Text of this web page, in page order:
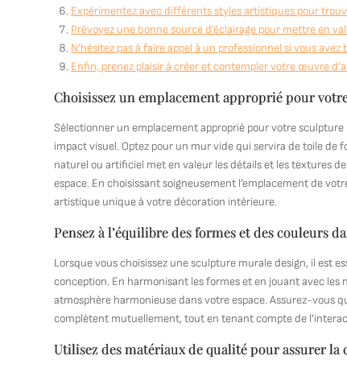
Expérimentez avec différents styles artistiques pour
Prévoyez une bonne source d’éclairage pour mettre en
N’hésitez pas à faire appel à un professionnel si vous avez
Enfin, prenez plaisir à créer et contempler votre œuvre
Choisissez un emplacement approprié pour
Sélectionner un emplacement approprié pour votre
impact visuel. Optez pour un mur vide qui servira de toile de
naturel ou artificiel met en valeur les détails et les textures
espace. En choisissant soigneusement l’emplacement de
artistique unique à votre décoration intérieure.
Pensez à l’équilibre des formes et des couleurs
Lorsque vous choisissez une sculpture murale design, il est
conception. En harmonisant les formes et en jouant avec
atmosphère harmonieuse dans votre espace. Assurez-vous
complètent mutuellement, tout en tenant compte de
Utilisez des matériaux de qualité pour assurer